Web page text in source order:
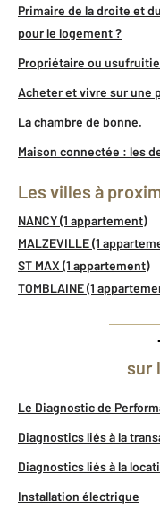
Primaire de la droite et
pour le logement ?
Propriétaire ou
Acheter et vivre sur une
La chambre de bonne.
Maison connectée : les
Les villes à
NANCY (1 appartement)
MALZEVILLE (1
ST MAX (1 appartement)
TOMBLAINE (1
sur
Le Diagnostic de
Diagnostics liés à la
Diagnostics liés à la
Installation électrique